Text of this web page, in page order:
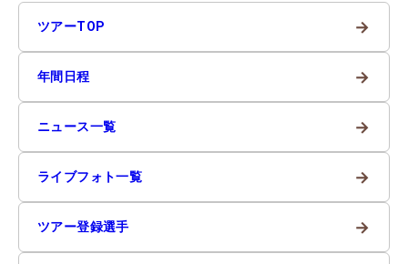
ツアーTOP →
年間日程 →
ニュース一覧 →
ライブフォト一覧 →
ツアー登録選手 →